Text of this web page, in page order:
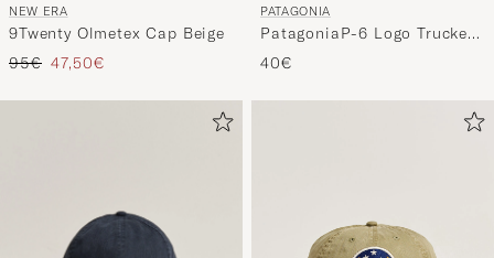
NEW ERA
9Twenty Olmetex Cap Beige
Tavallinen hinta
95€ Alennettu hinta
47,50€
PATAGONIA
PatagoniaP-6 Logo Trucker
HatBlack
40€